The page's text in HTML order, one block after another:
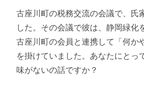
古座川町の税務交流の会議で、氏
した。その会議で彼は、静岡緑化
古座川町の会員と連携して「何か
を掛けていました。あなたにとっ
味がないの話ですか？